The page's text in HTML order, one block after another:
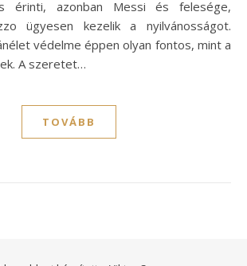
érinti, azonban Messi és felesége,
ügyesen kezelik a nyilvánosságot.
védelme éppen olyan fontos, mint a
A szeretet…
TOVÁBB